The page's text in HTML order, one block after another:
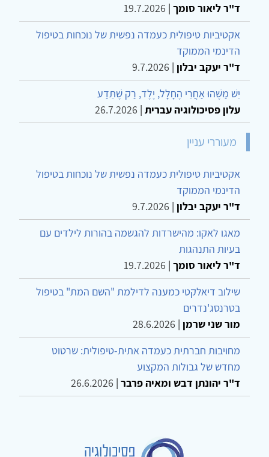
ד"ר ליאור סומך |
19.7.2026
אקטיביות טיפולית כעמדה נפשית של נוכחות בטיפול
הדינמי הממוקד
ד"ר יעקב יבלון |
9.7.2026
יֵשׁ מַשֶּׁהוּ אַחֲרֵי הֶחָלָל, יֶלֶד, רַק שֶׁתֵּדַע
עלון פסיכולוגיה עברית |
26.7.2026
מעוררי עניין
אקטיביות טיפולית כעמדה נפשית של נוכחות בטיפול
הדינמי הממוקד
ד"ר יעקב יבלון |
9.7.2026
מאגו לאקו: מהישרדות להגשמה בהורות לילדים עם
בעיות התנהגות
ד"ר ליאור סומך |
19.7.2026
שילוב דיאלקטי כמענה לדילמת "השם המת" בטיפול
בטרנסג'נדרים
מור שני שרמן |
28.6.2026
מחויבות חברתית כעמדה אתית-טיפולית: שרטוט
מחדש של גבולות המקצוע
ד"ר יהונתן דבש ומאיה פרבר |
26.6.2026